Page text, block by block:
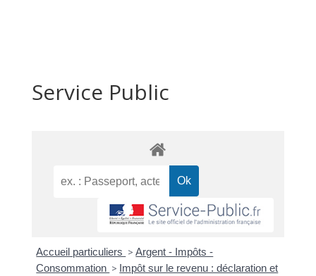
Service Public
Accueil particuliers > Argent - Impôts -
Consommation > Impôt sur le revenu : déclaration et